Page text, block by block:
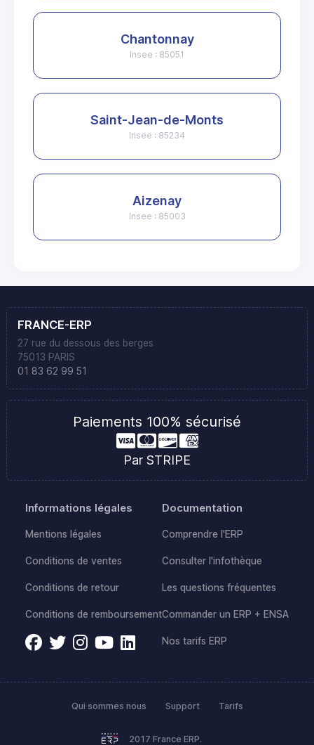
Chantonnay
Insee : 85051
Saint-Jean-de-Monts
Insee : 85234
Aizenay
Insee : 85003
FRANCE-ERP
27 rue du dessous des berges
75013 PARIS
01 83 62 99 51
Paiements 100% sécurisé
Par STRIPE
Informations légales
Mentions légales
Conditions de ventes
Conditions de retour
Conditions de remboursement
Documentation
Comprendre l'ERP
Consulter l'infothèque
Les questions fréquentes
Commander un ERP + ENSA
Nos tarifs ERP
2017 France ERP.
Qui sommes nous Support Tarifs